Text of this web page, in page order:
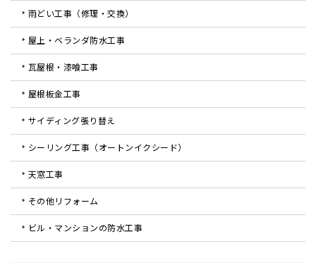
雨どい工事（修理・交換）
屋上・ベランダ防水工事
瓦屋根・漆喰工事
屋根板金工事
サイディング張り替え
シーリング工事（オートンイクシード）
天窓工事
その他リフォーム
ビル・マンションの防水工事